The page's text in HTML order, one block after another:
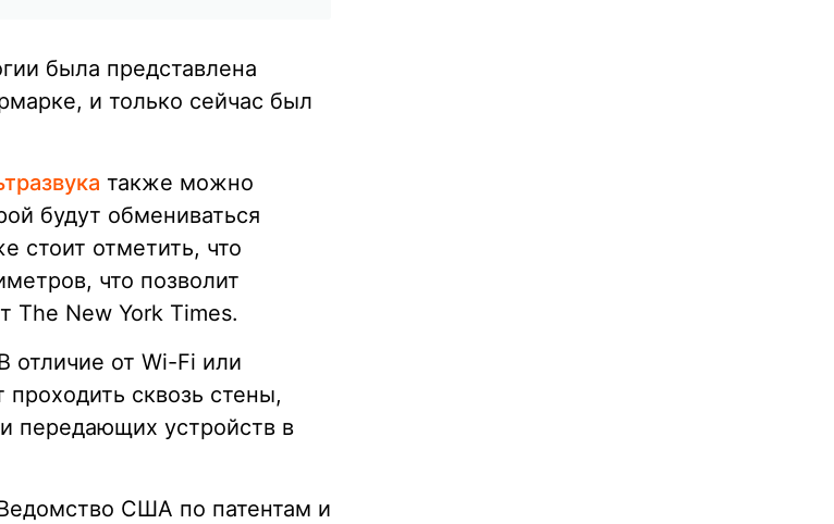
была представлена
и только сейчас был
также можно
будут обмениваться
стоит отметить, что
что позволит
The New York Times.
отличие от Wi-Fi или
сквозь стены,
передающих устройств в
США по патентам и